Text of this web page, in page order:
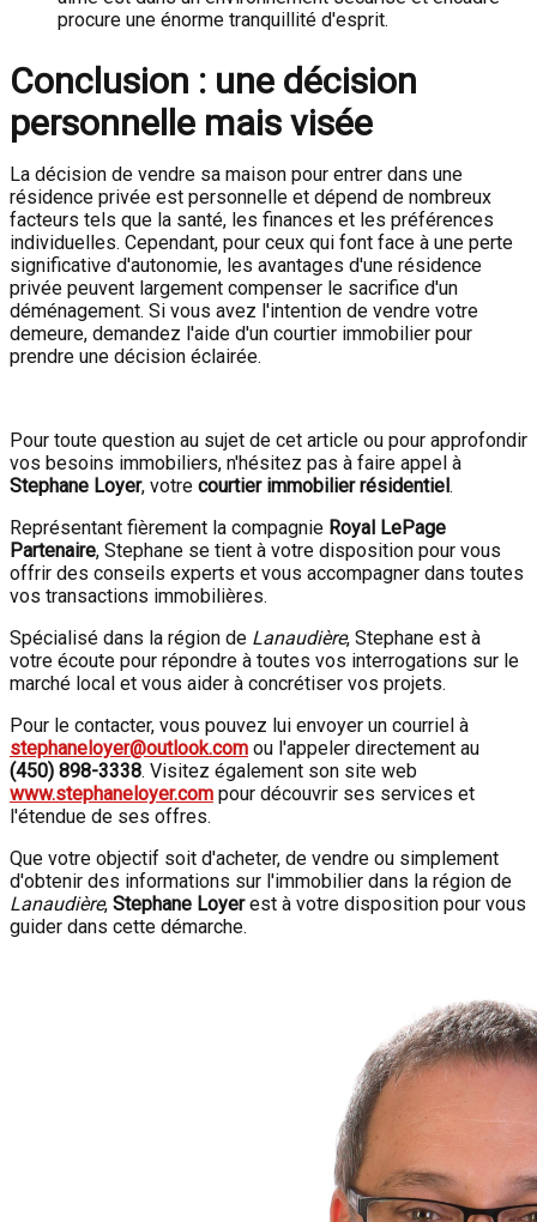
procure une énorme tranquillité d'esprit.
Conclusion : une décision
personnelle mais visée
La décision de vendre sa maison pour entrer dans une
résidence privée est personnelle et dépend de nombreux
facteurs tels que la santé, les finances et les préférences
individuelles. Cependant, pour ceux qui font face à une perte
significative d'autonomie, les avantages d'une résidence
privée peuvent largement compenser le sacrifice d'un
déménagement. Si vous avez l'intention de vendre votre
demeure, demandez l'aide d'un courtier immobilier pour
prendre une décision éclairée.
Pour toute question au sujet de cet article ou pour approfondir
vos besoins immobiliers, n'hésitez pas à faire appel à
Stephane Loyer, votre courtier immobilier résidentiel.
Représentant fièrement la compagnie Royal LePage
Partenaire, Stephane se tient à votre disposition pour vous
offrir des conseils experts et vous accompagner dans toutes
vos transactions immobilières.
Spécialisé dans la région de Lanaudière, Stephane est à
votre écoute pour répondre à toutes vos interrogations sur le
marché local et vous aider à concrétiser vos projets.
Pour le contacter, vous pouvez lui envoyer un courriel à
stephaneloyer@outlook.com ou l'appeler directement au
(450) 898-3338. Visitez également son site web
www.stephaneloyer.com pour découvrir ses services et
l'étendue de ses offres.
Que votre objectif soit d'acheter, de vendre ou simplement
d'obtenir des informations sur l'immobilier dans la région de
Lanaudière, Stephane Loyerest à votre disposition pour vous
guider dans cette démarche.